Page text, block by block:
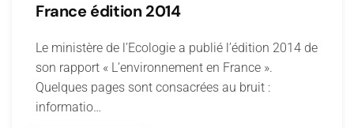
France édition 2014
Le ministère de l’Ecologie a publié l’édition 2014 de
son rapport « L’environnement en France ».
Quelques pages sont consacrées au bruit :
informatio…